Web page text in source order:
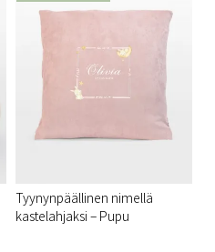
Tyynynpäällinen nimellä
kastelahjaksi – Pupu